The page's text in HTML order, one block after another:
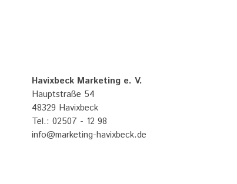
Havixbeck Marketing e. V.
Hauptstraße 54
48329 Havixbeck
Tel.: 02507 - 12 98
info@marketing-havixbeck.de